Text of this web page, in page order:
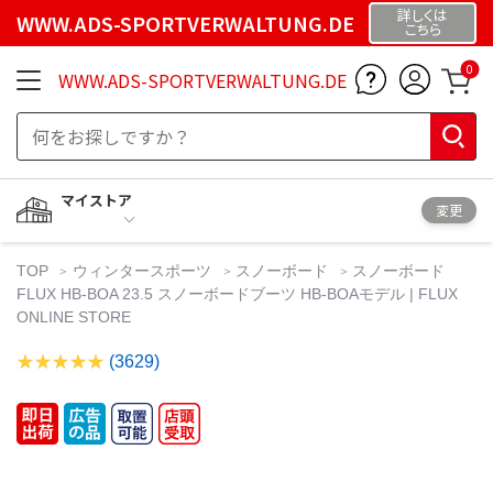
WWW.ADS-SPORTVERWALTUNG.DE 詳しくは
こちら
WWW.ADS-SPORTVERWALTUNG.DE 0
マイストア
変更
TOP ウィンタースポーツ スノーボード
スノーボード
FLUX HB-BOA 23.5 スノーボードブーツ HB-BOAモデル | FLUX
ONLINE STORE
(3629)